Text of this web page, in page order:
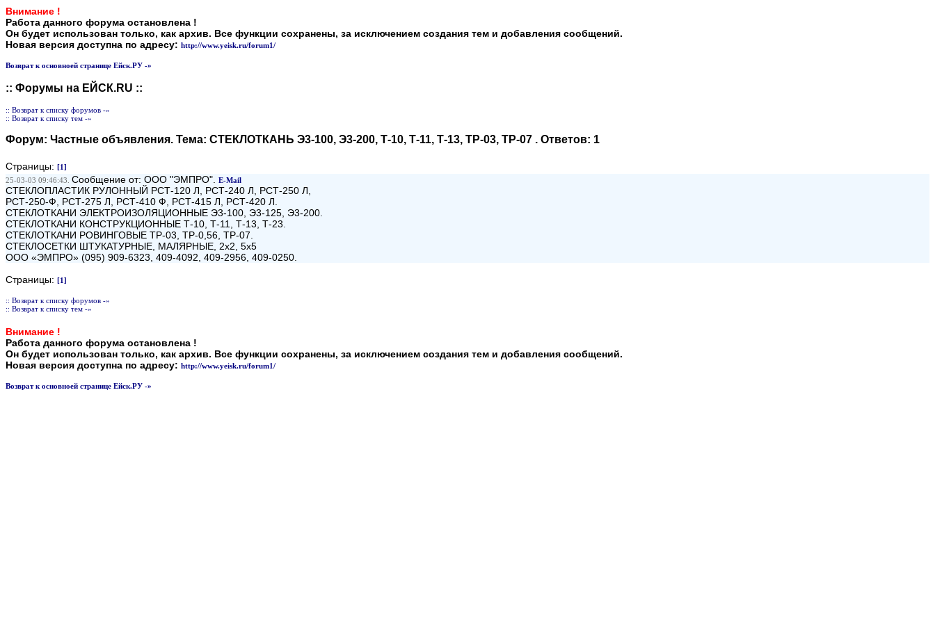
Внимание !
Работа данного форума остановлена !
Он будет использован только, как архив. Все функции сохранены, за исключением создания тем и добавления сообщений.
Новая версия доступна по адресу: http://www.yeisk.ru/forum1/
Возврат к основноей странице Ейск.РУ -»
:: Форумы на ЕЙСК.RU ::
:: Возврат к списку форумов -»
:: Возврат к списку тем -»
Форум: Частные объявления. Тема: СТЕКЛОТКАНЬ Э3-100, Э3-200, Т-10, Т-11, Т-13, ТР-03, ТР-07 . Ответов: 1
Страницы: [1]
25-03-03 09:46:43. Сообщение от: ООО "ЭМПРО". E-Mail
СТЕКЛОПЛАСТИК РУЛОННЫЙ РСТ-120 Л, РСТ-240 Л, РСТ-250 Л,
РСТ-250-Ф, РСТ-275 Л, РСТ-410 Ф, РСТ-415 Л, РСТ-420 Л.
СТЕКЛОТКАНИ ЭЛЕКТРОИЗОЛЯЦИОННЫЕ Э3-100, Э3-125, Э3-200.
СТЕКЛОТКАНИ КОНСТРУКЦИОННЫЕ Т-10, Т-11, Т-13, Т-23.
СТЕКЛОТКАНИ РОВИНГОВЫЕ ТР-03, ТР-0,56, ТР-07.
СТЕКЛОСЕТКИ ШТУКАТУРНЫЕ, МАЛЯРНЫЕ, 2х2, 5х5
ООО «ЭМПРО» (095) 909-6323, 409-4092, 409-2956, 409-0250.
Страницы: [1]
:: Возврат к списку форумов -»
:: Возврат к списку тем -»
Внимание !
Работа данного форума остановлена !
Он будет использован только, как архив. Все функции сохранены, за исключением создания тем и добавления сообщений.
Новая версия доступна по адресу: http://www.yeisk.ru/forum1/
Возврат к основноей странице Ейск.РУ -»